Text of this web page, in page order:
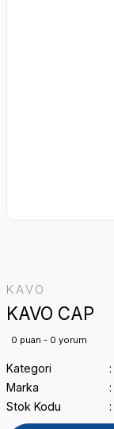
KAVO
KAVO CAP
0 puan - 0 yorum
Kategori
Marka
Stok Kodu